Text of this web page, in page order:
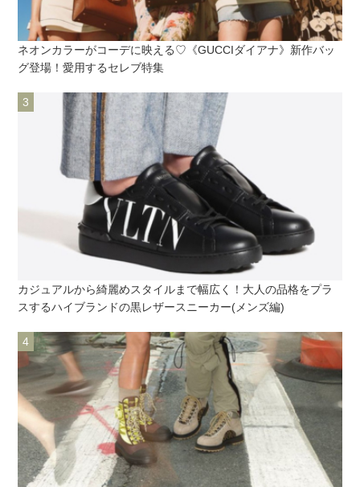
ネオンカラーがコーデに映える♡《GUCCIダイアナ》新作バッ
グ登場！愛用するセレブ特集
カジュアルから綺麗めスタイルまで幅広く！大人の品格をプラ
スするハイブランドの黒レザースニーカー(メンズ編)